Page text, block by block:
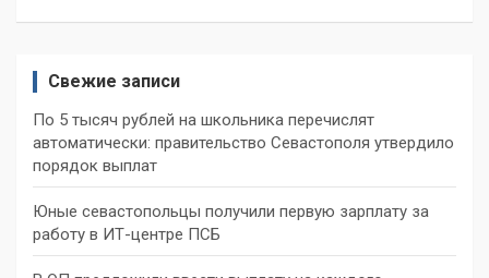
Свежие записи
По 5 тысяч рублей на школьника перечислят
автоматически: правительство Севастополя утвердило
порядок выплат
Юные севастопольцы получили первую зарплату за
работу в ИТ-центре ПСБ